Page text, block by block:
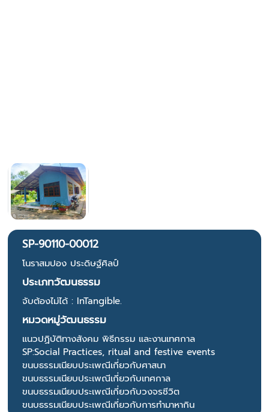
SP-90110-00012
โนราสมปอง ประดิษฐ์ศิลป์
ประเภทวัฒนธรรม
จับต้องไม่ได้ : InTangible.
หมวดหมู่วัฒนธรรม
แนวปฏิบัติทางสังคม พิธีกรรม และงานเทศกาล
SP:Social Practices, ritual and festive events
ขนบธรรมเนียบประเพณีเกี่ยวกับศาสนา
ขนบธรรมเนียบประเพณีเกี่ยวกับเทศกาล
ขนบธรรมเนียบประเพณีเกี่ยวกับวงจรชีวิต
ขนบธรรมเนียบประเพณีเกี่ยวกับการทำมาหากิน